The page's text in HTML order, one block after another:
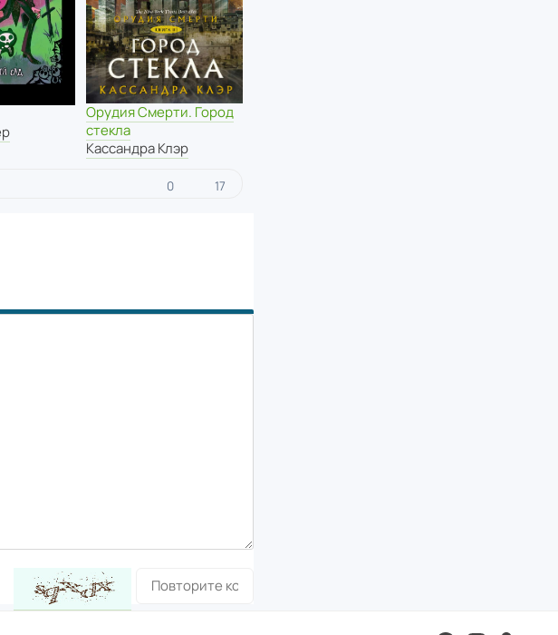
Орудия Смерти. Город
стекла
Кассандра Клэр
0 17